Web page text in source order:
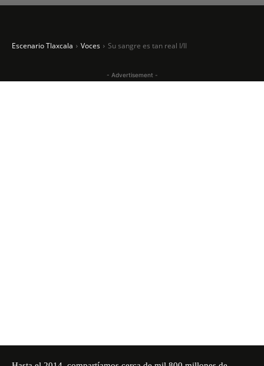
Escenario Tlaxcala Voces Su sangre es tan real I/II
- Advertisement -